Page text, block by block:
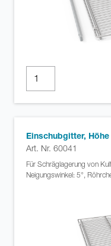
Einschubgitter, Höhe
Art. Nr. 60041
Für Schräglagerung von
Neigungswinkel: 5°,